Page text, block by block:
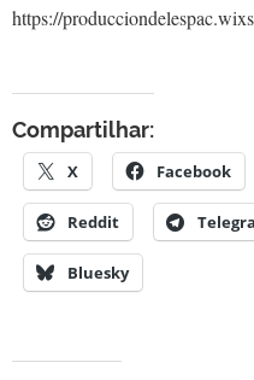
https://
Compartilhar:
X Facebook
Reddit
Bluesky